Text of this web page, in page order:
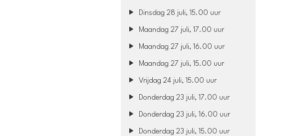
Dinsdag 28 juli, 15.00 uur
Maandag 27 juli, 17.00 uur
Maandag 27 juli, 16.00 uur
Maandag 27 juli, 15.00 uur
Vrijdag 24 juli, 15.00 uur
Donderdag 23 juli, 17.00 uur
Donderdag 23 juli, 16.00 uur
Donderdag 23 juli, 15.00 uur